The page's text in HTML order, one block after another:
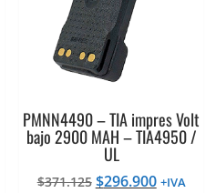
PMNN4490 – TIA impres Volt
bajo 2900 MAH – TIA4950 /
UL
$371.125 El
$296.900El+IVA